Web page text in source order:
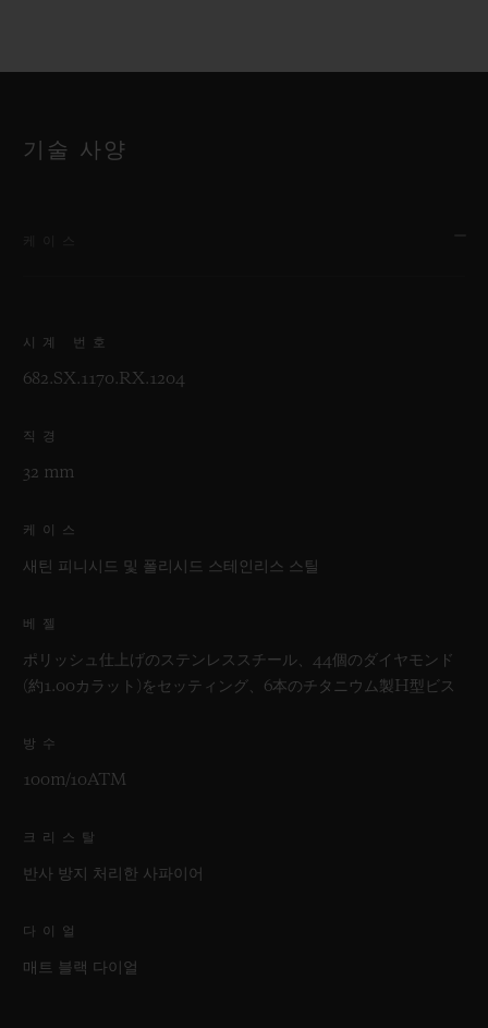
기술 사양
시계 번호
682.SX.1170.RX.1204
직경
32 mm
케이스
새틴 피니시드 및 폴리시드 스테인리스 스틸
베젤
ポリッシュ仕上げのステンレススチール、44個のダイヤモンド
(約1.00カラット)をセッティング、6本のチタニウム製H型ビス
방수
100m/10ATM
크리스탈
반사 방지 처리한 사파이어
다이얼
매트 블랙 다이얼